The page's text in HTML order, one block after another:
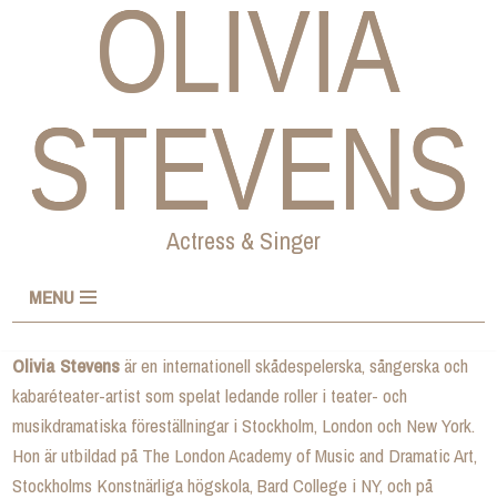
content
OLIVIA
STEVENS
Actress & Singer
MENU
Olivia Stevensär en internationell skådespelerska, sångerska och
kabaréteater-artist som spelat ledande roller i teater- och
musikdramatiska föreställningar i Stockholm, London och New York.
Hon är utbildad på The London Academy of Music and Dramatic Art,
Stockholms Konstnärliga högskola, Bard College i NY, och på